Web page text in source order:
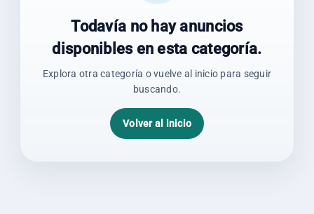
Todavía no hay anuncios
disponibles en esta categoría.
Explora otra categoría o vuelve al inicio para seguir
buscando.
Volver al inicio